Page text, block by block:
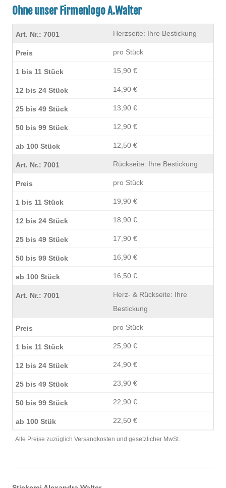
Ohne unser Firmenlogo A.Walter
Herzseite: Ihre Bestickung
pro Stück
15,90 €
14,90 €
13,90 €
12,90 €
12,50 €
Rückseite: Ihre Bestickung
pro Stück
19,90 €
18,90 €
17,90 €
16,90 €
16,50 €
Herz- & Rückseite: Ihre
Bestickung
pro Stück
25,90 €
24,90 €
23,90 €
22,90 €
22,50 €
Alle Preise zuzüglich Versandkosten und gesetzlicher MwSt.